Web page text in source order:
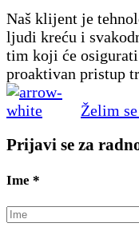
Naš klijent je
ljudi kreću i
tim koji će
proaktivan pristup
Želim
Prijavi se za
Ime *